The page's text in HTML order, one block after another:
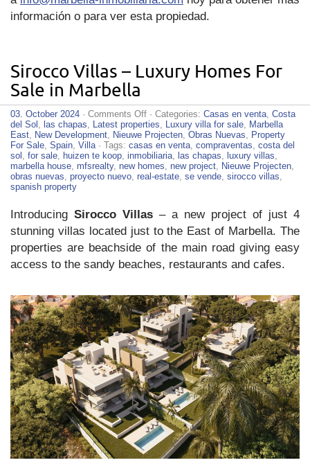
información o para ver esta propiedad.
Sirocco Villas – Luxury Homes For
Sale in Marbella
03. October 2024 · Comments Offon
Sirocco
Villas
–
Luxury
Homes
For
· Categories: Casas en venta, Costa
del Sol , las chapas, Latest properties, Luxury villa for sale, Marbella
East, New Development, Nieuwe Projecten, Obras Nuevas, Property
For Sale, Spain, Villa· Tags: casas en venta, compraventas, costa del
sol , for sale, huizen te koop, inmobiliaria, las chapas, luxury villas,
marbella house, mfsrealty, new homes, new project, Nieuwe Projecten,
obras nuevas, proyecto nuevo, real-estate, se vende, sirocco villas,
spanish property
Introducing Sirocco Villas – a new project of just 4
stunning villas located just to the East of Marbella. The
properties are beachside of the main road giving easy
access to the sandy beaches, restaurants and cafes.